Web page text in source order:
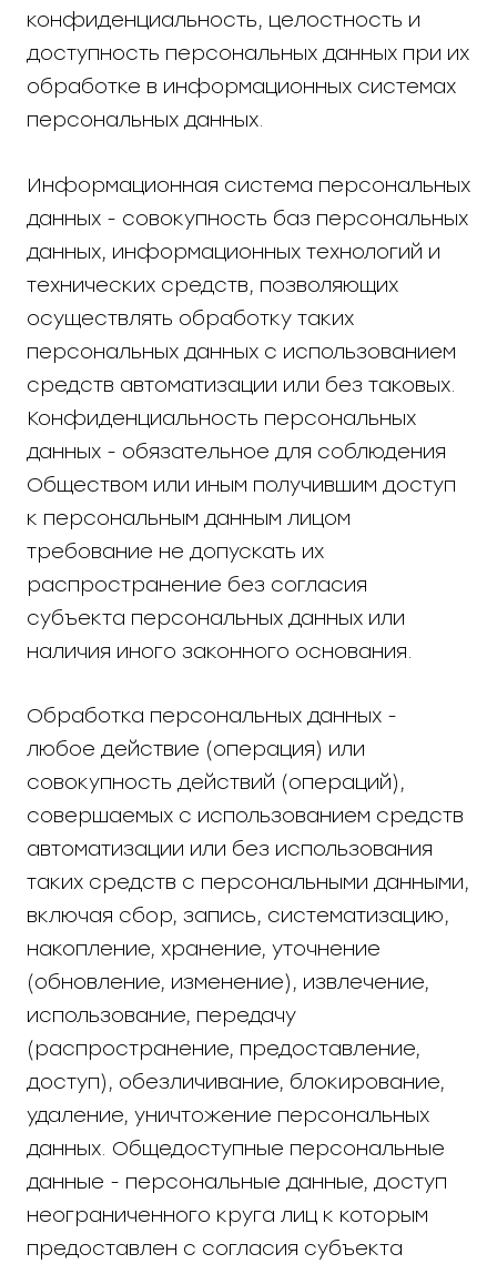
конфиденциальность, целостность и
доступность персональных данных при их
обработке в информационных системах
персональных данных.
Информационная система персональных
данных - совокупность баз персональных
данных, информационных технологий и
технических средств, позволяющих
осуществлять обработку таких
персональных данных с использованием
средств автоматизации или без таковых.
Конфиденциальность персональных
данных - обязательное для соблюдения
Обществом или иным получившим доступ
к персональным данным лицом
требование не допускать их
распространение без согласия
субъекта персональных данных или
наличия иного законного основания.
Обработка персональных данных -
любое действие (операция) или
совокупность действий (операций),
совершаемых с использованием средств
автоматизации или без использования
таких средств с персональными данными,
включая сбор, запись, систематизацию,
накопление, хранение, уточнение
(обновление, изменение), извлечение,
использование, передачу
(распространение, предоставление,
доступ), обезличивание, блокирование,
удаление, уничтожение персональных
данных. Общедоступные персональные
данные - персональные данные, доступ
неограниченного круга лиц к которым
предоставлен с согласия субъекта